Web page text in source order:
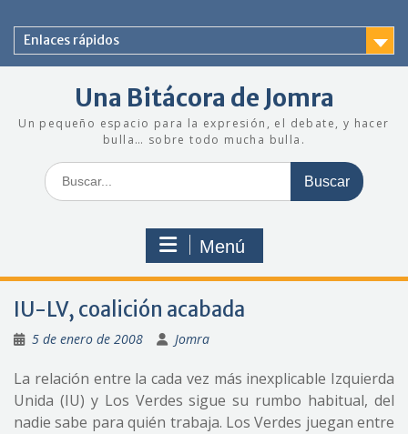
contenido
Enlaces rápidos
Una Bitácora de Jomra
Un pequeño espacio para la expresión, el debate, y hacer
bulla… sobre todo mucha bulla.
Buscar:
Menú
IU-LV, coalición acabada
5 de enero de 2008 Jomra
La relación entre la cada vez más inexplicable Izquierda
Unida (IU) y Los Verdes sigue su rumbo habitual, del
nadie sabe para quién trabaja. Los Verdes juegan entre